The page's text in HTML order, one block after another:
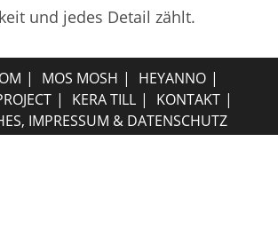
und jedes Detail zählt.
MOS MOSH
HEYANNO
KERA TILL
KONTAKT
IMPRESSUM & DATENSCHUTZ